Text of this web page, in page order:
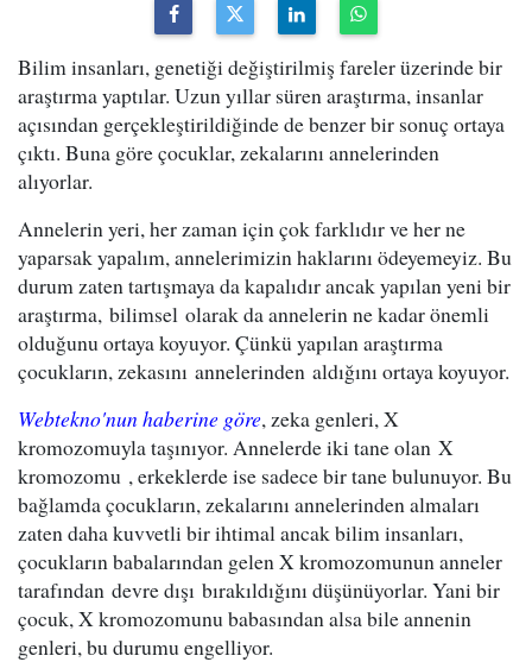
Bilim insanları, genetiği değiştirilmiş fareler üzerinde bir
araştırma yaptılar. Uzun yıllar süren araştırma, insanlar
açısından gerçekleştirildiğinde de benzer bir sonuç ortaya
çıktı. Buna göre çocuklar, zekalarını annelerinden
alıyorlar.
Annelerin yeri, her zaman için çok farklıdır ve her ne
yaparsak yapalım, annelerimizin haklarını ödeyemeyiz. Bu
durum zaten tartışmaya da kapalıdır ancak yapılan yeni bir
araştırma, bilimsel olarak da annelerin ne kadar önemli
olduğunu ortaya koyuyor. Çünkü yapılan araştırma
çocukların, zekasını annelerinden aldığını ortaya koyuyor.
Webtekno'nun haberine göre, zeka genleri, X
kromozomuyla taşınıyor. Annelerde iki tane olan X
kromozomu , erkeklerde ise sadece bir tane bulunuyor. Bu
bağlamda çocukların, zekalarını annelerinden almaları
zaten daha kuvvetli bir ihtimal ancak bilim insanları,
çocukların babalarından gelen X kromozomunun anneler
tarafından devre dışı bırakıldığını düşünüyorlar. Yani bir
çocuk, X kromozomunu babasından alsa bile annenin
genleri, bu durumu engelliyor.